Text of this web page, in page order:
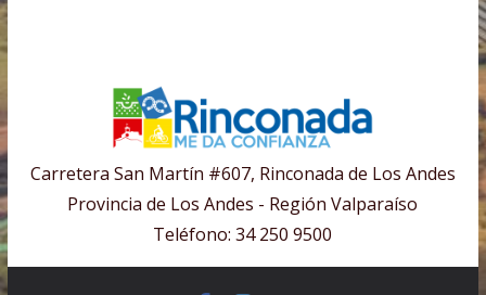
Carretera San Martín #607, Rinconada de Los Andes
Provincia de Los Andes - Región Valparaíso
Teléfono: 34 250 9500